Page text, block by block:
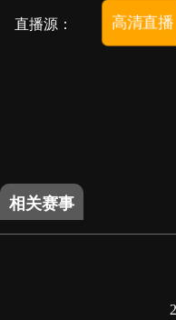
直播源： 高清直播
相关赛事